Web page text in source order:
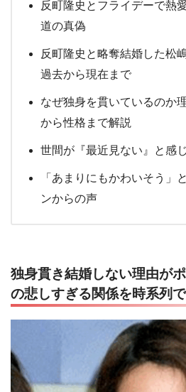
反町隆史とフライデーで熱
道の真偽
反町隆史と略奪結婚した松
過去から現在まで
なぜ独身を貫いているのか
から性格まで解説
世間が『最近見ない』と感
「あまりにもかわいそう」
ンからの声
独身貫き結婚しない理由が
の悲しすぎる関係を時系列